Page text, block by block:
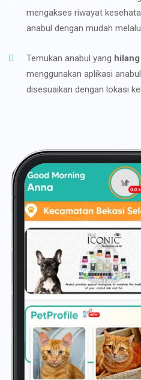
mengakses riwayat
anabul dengan mudah
Temukan anabul yang
menggunakan aplikasi
disesuaikan dengan lokasi